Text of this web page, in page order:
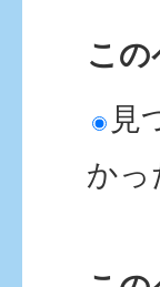
こ
見
かっ